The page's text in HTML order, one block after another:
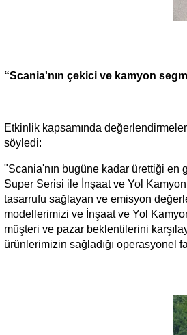
“Scania'nın çekici ve kamyon
Etkinlik kapsamında
söyledi:
"Scania'nın bugüne kadar ürettiği en
Super Serisi ile İnşaat ve Yol
tasarrufu sağlayan ve emisyon
modellerimizi ve İnşaat ve Yol
müşteri ve pazar beklentilerini
ürünlerimizin sağladığı operasyonel